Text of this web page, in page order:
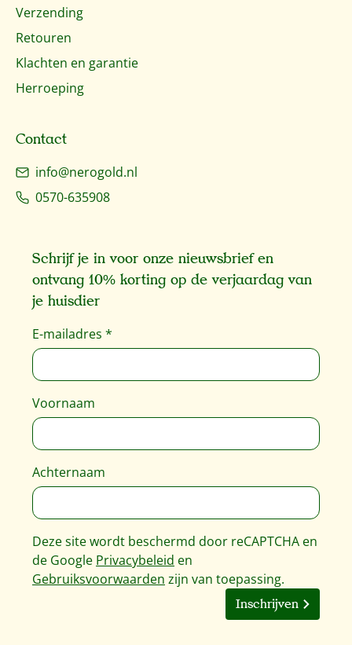
Verzending
Retouren
Klachten en garantie
Herroeping
Contact
info@nerogold.nl
0570-635908
Schrijf je in voor onze nieuwsbrief en
ontvang 10% korting op de verjaardag van
je huisdier
E-mailadres *
Voornaam
Achternaam
Deze site wordt beschermd door reCAPTCHA en
de Google Privacybeleid en
Gebruiksvoorwaarden zijn van toepassing.
Inschrijven